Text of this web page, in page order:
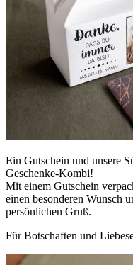
Ein Gutschein und unsere
Geschenke-Kombi!
Mit einem Gutschein
einen besonderen Wunsch
persönlichen Gruß.
Für Botschaften und